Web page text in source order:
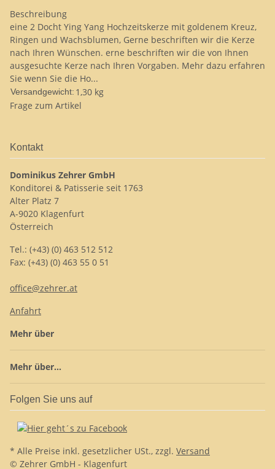
Beschreibung
eine 2 Docht Ying Yang Hochzeitskerze mit goldenem Kreuz,
Ringen und Wachsblumen, Gerne beschriften wir die Kerze
nach Ihren Wünschen. erne beschriften wir die von Ihnen
ausgesuchte Kerze nach Ihren Vorgaben. Mehr dazu erfahren
Sie wenn Sie die Ho...
Versandgewicht: 1,30 kg
Frage zum Artikel
Kontakt
Dominikus Zehrer GmbH
Konditorei & Patisserie seit 1763
Alter Platz 7
A-9020 Klagenfurt
Österreich
Tel.: (+43) (0) 463 512 512
Fax: (+43) (0) 463 55 0 51
office@zehrer.at
Anfahrt
Mehr über
Mehr über...
Folgen Sie uns auf
* Alle Preise inkl. gesetzlicher USt., zzgl. Versand
© Zehrer GmbH - Klagenfurt